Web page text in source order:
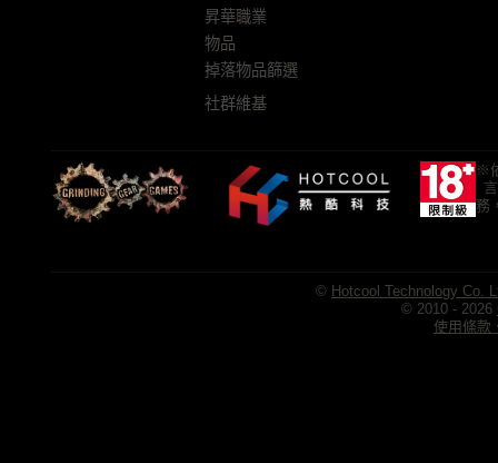
昇華職業
物品
掉落物品篩選
社群維基
※
務
© Hotcool Technology Co.
© 2010 - 2026
使用條款